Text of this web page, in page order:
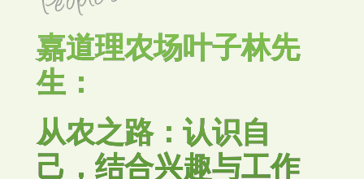
嘉道理农场叶子林先
生：
从农之路：认识自
己，结合兴趣与工作